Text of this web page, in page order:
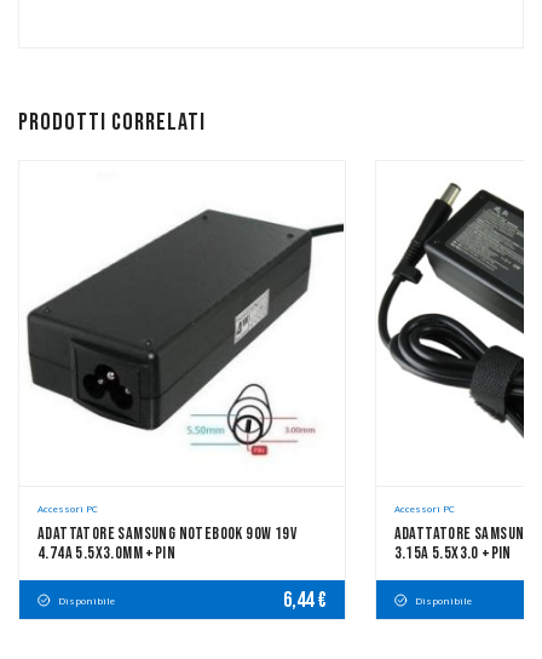
Prodotti correlati
Accessori PC
Adattatore Samsung Notebook 90W 19V
4.74A 5.5x3.0mm +pin
Disponibile 6,44 €
Accessori PC
Adattatore Samsung
3.15A 5.5x3.0 +pin
Disponibile